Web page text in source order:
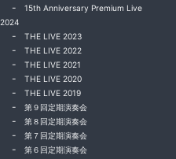
15th Anniversary Premium Live
2024
THE LIVE 2023
THE LIVE 2022
THE LIVE 2021
THE LIVE 2020
THE LIVE 2019
第９回定期演奏会
第８回定期演奏会
第７回定期演奏会
第６回定期演奏会